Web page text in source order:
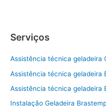
Serviços
Assistência técnica geladeira
Assistência técnica geladeira
Assistência técnica geladeira
Instalação Geladeira